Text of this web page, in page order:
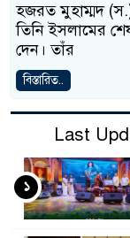
হজরত মুহাম্মদ (স.)-
তিনি ইসলামের
দেন। তাঁর
বিস্তারিত..
Last
১